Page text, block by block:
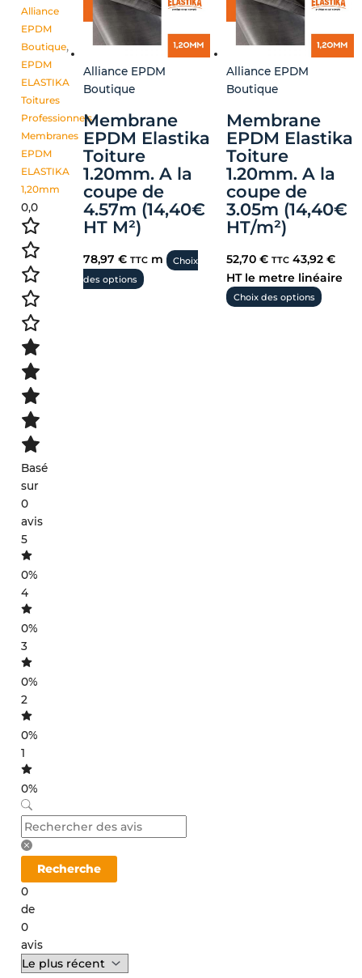
Alliance
EPDM
Boutique,
EPDM
ELASTIKA
Toitures
Professionnels,
Membranes
EPDM
ELASTIKA
1,20mm
0,0
Basé
sur
0
avis
5
0%
4
0%
3
0%
2
0%
1
0%
Recherche
0
de
0
avis
Alliance EPDM
Boutique
Membrane
EPDM Elastika
Toiture
1.20mm. A la
coupe de
4.57m (14,40€
HT M²)
78,97 € TTCm
Choix
des options
Alliance EPDM
Boutique
Membrane
EPDM Elastika
Toiture
1.20mm. A la
coupe de
3.05m (14,40€
HT/m²)
52,70€ TTC 43,92 €
HT le metre linéaire
Choix des options